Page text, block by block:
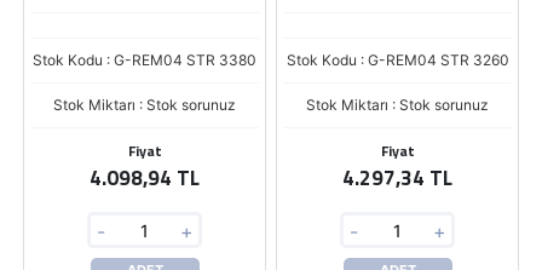
Stok Kodu : G-REM04 STR 3380
Stok Miktarı : Stok sorunuz
Fiyat
4.098,94 TL
- +
Stok Kodu : G-REM04 STR 3260
Stok Miktarı : Stok sorunuz
Fiyat
4.297,34 TL
- +